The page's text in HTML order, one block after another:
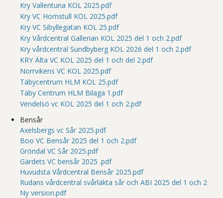
Kry Vallentuna KOL 2025.pdf
Kry VC Hornstull KOL 2025.pdf
Kry VC Sibyllegatan KOL 25.pdf
Kry Vårdcentral Gallerian KOL 2025 del 1 och 2.pdf
Kry vårdcentral Sundbyberg KOL 2026 del 1 och 2.pdf
KRY Älta VC KOL 2025 del 1 och del 2.pdf
Norrvikens VC KOL 2025.pdf
Täbycentrum HLM KOL 25.pdf
Täby Centrum HLM Bilaga 1.pdf
Vendelsö vc KOL 2025 del 1 och 2.pdf
Bensår
Axelsbergs vc Sår 2025.pdf
Boo VC Bensår 2025 del 1 och 2.pdf
Gröndal VC Sår 2025.pdf
Gärdets VC bensår 2025 .pdf
Huvudsta Vårdcentral Bensår 2025.pdf
Rudans vårdcentral svårläkta sår och ABI 2025 del 1 och 2
Ny version.pdf